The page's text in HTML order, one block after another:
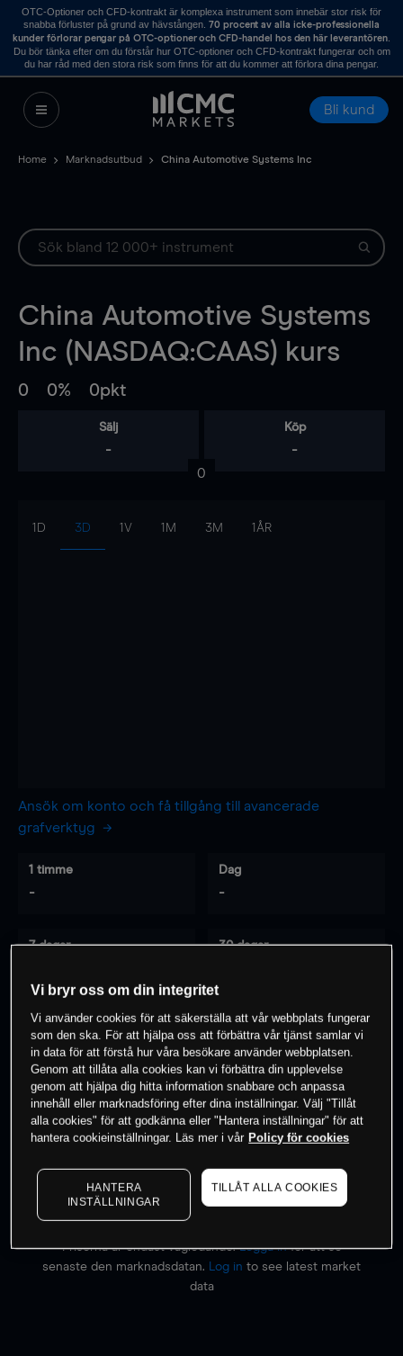
OTC-Optioner och CFD-kontrakt är komplexa instrument som innebär stor risk för
snabba förluster på grund av hävstången. 70 procent av alla icke-professionella
kunder förlorar pengar på OTC-optioner och CFD-handel hos den här leverantören.
Du bör tänka efter om du förstår hur OTC-optioner och CFD-kontrakt fungerar och om
du har råd med den stora risk som finns för att du kommer att förlora dina pengar.
Bli kund
Home Marknadsutbud China Automotive Systems Inc
China Automotive Systems
Inc (NASDAQ:CAAS) kurs
0 0% 0pkt
Sälj
-
Köp
-
0
1D 3D 1V 1M 3M 1ÅR
Ansök om konto och få tillgång till avancerade
grafverktyg
1 timme
-
Dag
-
7 dagar 30 dagar
0% av kunderna har en position i detta
instrument
Börja handla
Priserna är endast vägledande.Logga inför att se
senaste den marknadsdatan.
Log in to see latest market
data
Vi bryr oss om din integritet
Vi använder cookies för att säkerställa att vår webbplats fungerar
som den ska. För att hjälpa oss att förbättra vår tjänst samlar vi
in data för att förstå hur våra besökare använder webbplatsen.
Genom att tillåta alla cookies kan vi förbättra din upplevelse
genom att hjälpa dig hitta information snabbare och anpassa
innehåll eller marknadsföring efter dina inställningar. Välj "Tillåt
alla cookies" för att godkänna eller "Hantera inställningar" för att
hantera cookieinställningar. Läs mer i vår Policy för cookies
HANTERA
INSTÄLLNINGAR
TILLÅT ALLA COOKIES